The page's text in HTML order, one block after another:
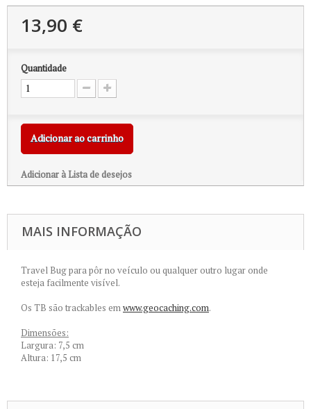
13,90 €
Quantidade
Adicionar ao carrinho
Adicionar à Lista de desejos
MAIS INFORMAÇÃO
Travel Bug para pôr no veículo ou qualquer outro lugar onde
esteja facilmente visível.
Os TB são trackables emwww.geocaching.com.
Dimensões:
Largura: 7,5 cm
Altura: 17,5 cm